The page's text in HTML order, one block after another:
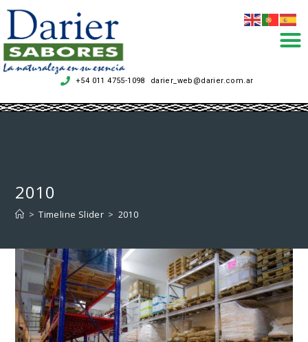
+54 011 4755-1098 darier_web@darier.com.ar
.
2010
> Timeline Slider > 2010